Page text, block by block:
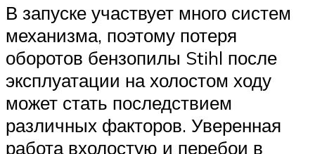
В запуске участвует много систем
механизма, поэтому потеря
оборотов бензопилы Stihl после
эксплуатации на холостом ходу
может стать последствием
различных факторов. Уверенная
работа вхолостую и перебои в